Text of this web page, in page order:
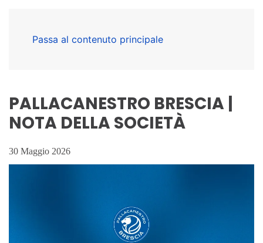
Passa al contenuto principale
PALLACANESTRO BRESCIA |
NOTA DELLA SOCIETÀ
30 Maggio 2026